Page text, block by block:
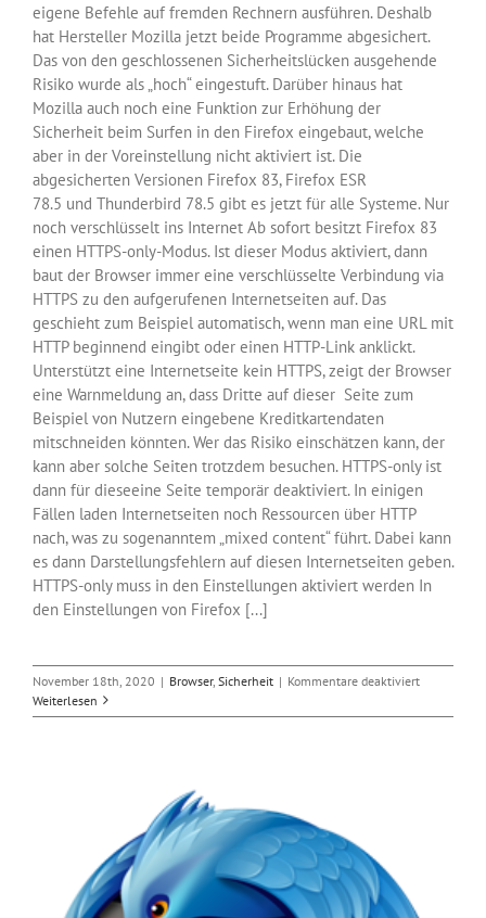
eigene Befehle auf fremden Rechnern ausführen. Deshalb
hat Hersteller Mozilla jetzt beide Programme abgesichert.
Das von den geschlossenen Sicherheitslücken ausgehende
Risiko wurde als „hoch“ eingestuft. Darüber hinaus hat
Mozilla auch noch eine Funktion zur Erhöhung der
Sicherheit beim Surfen in den Firefox eingebaut, welche
aber in der Voreinstellung nicht aktiviert ist. Die
abgesicherten Versionen Firefox 83, Firefox ESR
78.5 und Thunderbird 78.5 gibt es jetzt für alle Systeme. Nur
noch verschlüsselt ins Internet Ab sofort besitzt Firefox 83
einen HTTPS-only-Modus. Ist dieser Modus aktiviert, dann
baut der Browser immer eine verschlüsselte Verbindung via
HTTPS zu den aufgerufenen Internetseiten auf. Das
geschieht zum Beispiel automatisch, wenn man eine URL mit
HTTP beginnend eingibt oder einen HTTP-Link anklickt.
Unterstützt eine Internetseite kein HTTPS, zeigt der Browser
eine Warnmeldung an, dass Dritte auf dieser Seite zum
Beispiel von Nutzern eingebene Kreditkartendaten
mitschneiden könnten. Wer das Risiko einschätzen kann, der
kann aber solche Seiten trotzdem besuchen. HTTPS-only ist
dann für dieseeine Seite temporär deaktiviert. In einigen
Fällen laden Internetseiten noch Ressourcen über HTTP
nach, was zu sogenanntem „mixed content“ führt. Dabei kann
es dann Darstellungsfehlern auf diesen Internetseiten geben.
HTTPS-only muss in den Einstellungen aktiviert werden In
den Einstellungen von Firefox [...]
November 18th, 2020 | Browser, Sicherheit | Kommentare deaktiviertfür
Updates
Weiterlesen